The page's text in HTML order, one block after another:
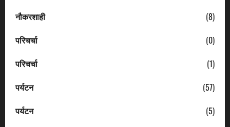
नौकरशाही
(8)
परिचर्चा
(0)
परिचर्चा
(1)
पर्यटन
(57)
पर्यटन
(5)